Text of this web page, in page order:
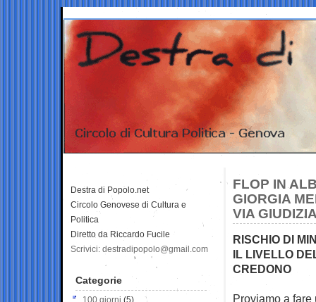
FLOP IN
GIORGIA
VIA
RISCHIO DI
IL LIVELLO
CREDONO
Proviamo a
Destra di Popolo.net
Circolo Genovese di Cultura e
Politica
Diretto da Riccardo Fucile
Scrivici: destradipopolo@gmail.com
Categorie
100 giorni (5)